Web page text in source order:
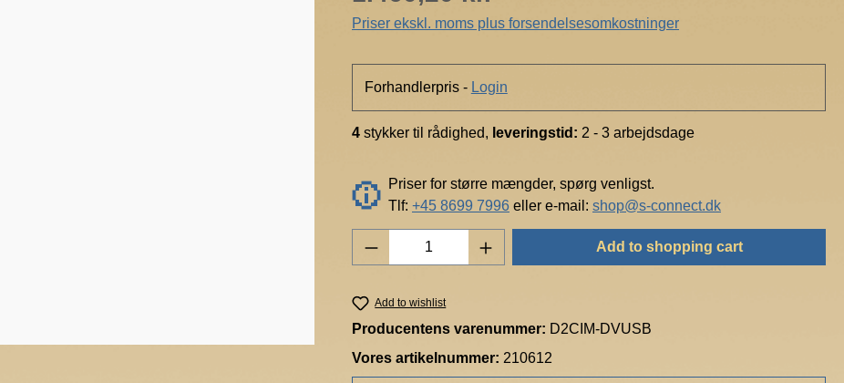
t
Priser ekskl. moms plus forsendelsesomkostninger
Forhandlerpris - Login
4 stykker til rådighed, leveringstid: 2 - 3 arbejdsdage
Priser for større mængder, spørg venligst.
Tlf: +45 8699 7996 eller e-mail: shop@s-connect.dk
Product Quantity: Enter the desired amount or
Add to shopping cart
Add to wishlist
Producentens varenummer: D2CIM-DVUSB
Vores artikelnummer: 210612